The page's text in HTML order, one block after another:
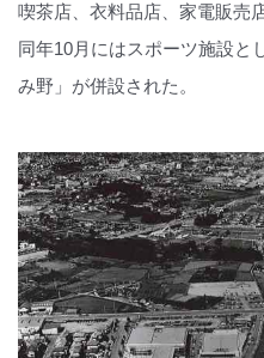
喫茶店、衣料品店、家電販売
同年10月にはスポーツ施設と
み野」が併設された。